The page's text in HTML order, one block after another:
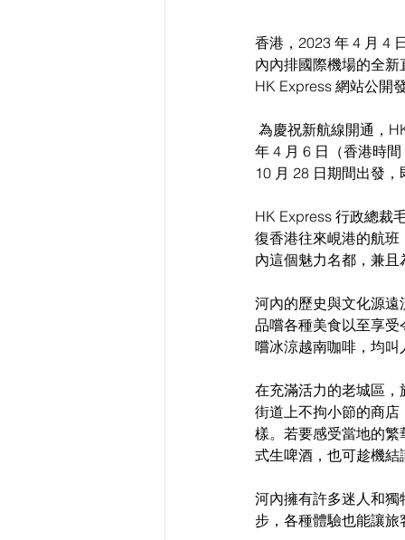
香港，2023 年 4 月 4
內內排國際機場的全
HK Express 網站公開
年 4 月 6 日（香港時
10 月 28 日期間出發
HK Express 行政總裁
復香港往來峴港的航
內這個魅力名都，兼
河內的歷史與文化源
品嚐各種美食以至享
嚐冰涼越南咖啡，均
在充滿活力的老城區
街道上不拘小節的商
樣。若要感受當地的
式生啤酒，也可趁機
河內擁有許多迷人和
步，各種體驗也能讓